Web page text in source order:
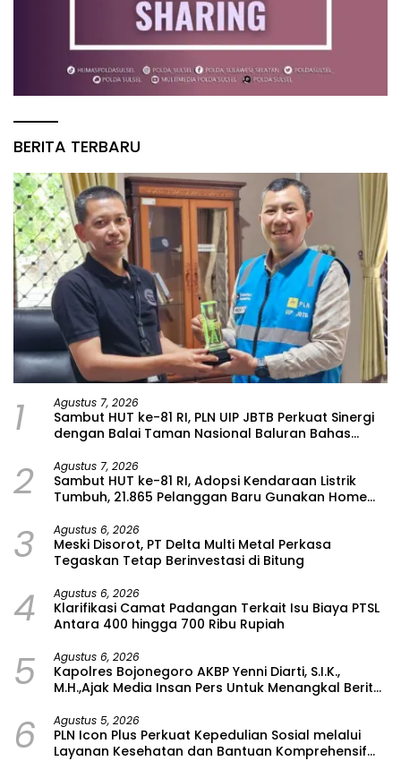
BERITA TERBARU
1 Agustus 7, 2026
Sambut HUT ke-81 RI, PLN UIP JBTB Perkuat Sinergi
dengan Balai Taman Nasional Baluran Bahas
Watudodol/Kalipuro
2 Agustus 7, 2026
Sambut HUT ke-81 RI, Adopsi Kendaraan Listrik
Tumbuh, 21.865 Pelanggan Baru Gunakan Home
3 Agustus 6, 2026
Meski Disorot, PT Delta Multi Metal Perkasa
Tegaskan Tetap Berinvestasi di Bitung
4 Agustus 6, 2026
Klarifikasi Camat Padangan Terkait Isu Biaya PTSL
Antara 400 hingga 700 Ribu Rupiah
5 Agustus 6, 2026
Kapolres Bojonegoro AKBP Yenni Diarti, S.I.K.,
M.H.,Ajak Media Insan Pers Untuk Menangkal Berita
6 Agustus 5, 2026
PLN Icon Plus Perkuat Kepedulian Sosial melalui
Layanan Kesehatan dan Bantuan Komprehensif